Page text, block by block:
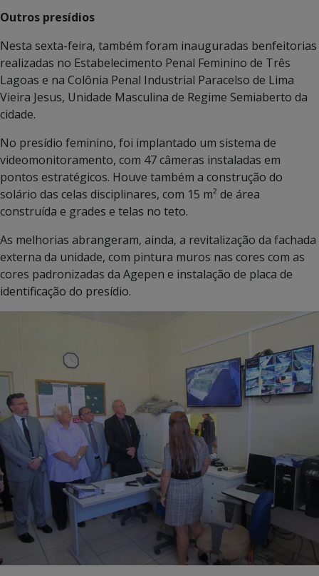
Outros presídios
Nesta sexta-feira, também foram inauguradas benfeitorias
realizadas no Estabelecimento Penal Feminino de Três
Lagoas e na Colônia Penal Industrial Paracelso de Lima
Vieira Jesus, Unidade Masculina de Regime Semiaberto da
cidade.
No presídio feminino, foi implantado um sistema de
videomonitoramento, com 47 câmeras instaladas em
pontos estratégicos. Houve também a construção do
solário das celas disciplinares, com 15 m² de área
construída e grades e telas no teto.
As melhorias abrangeram, ainda, a revitalização da fachada
externa da unidade, com pintura muros nas cores com as
cores padronizadas da Agepen e instalação de placa de
identificação do presídio.